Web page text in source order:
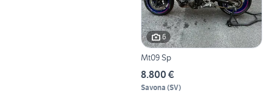
6
Mt09 Sp
8.800 €
Savona (SV)